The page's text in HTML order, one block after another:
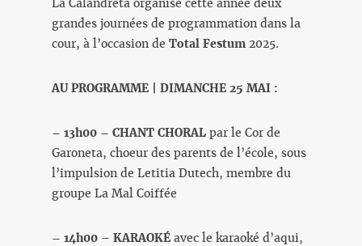
La Calandreta organise cette année deux
grandes journées de programmation dans la
cour, à l’occasion de Total Festum 2025.
AU PROGRAMME | DIMANCHE 25 MAI :
– 13h00 – CHANT CHORAL par le Cor de
Garoneta, choeur des parents de l’école, sous
l’impulsion de Letitia Dutech, membre du
groupe La Mal Coiffée
– 14h00 – KARAOKÉ avec le karaoké d’aqui,